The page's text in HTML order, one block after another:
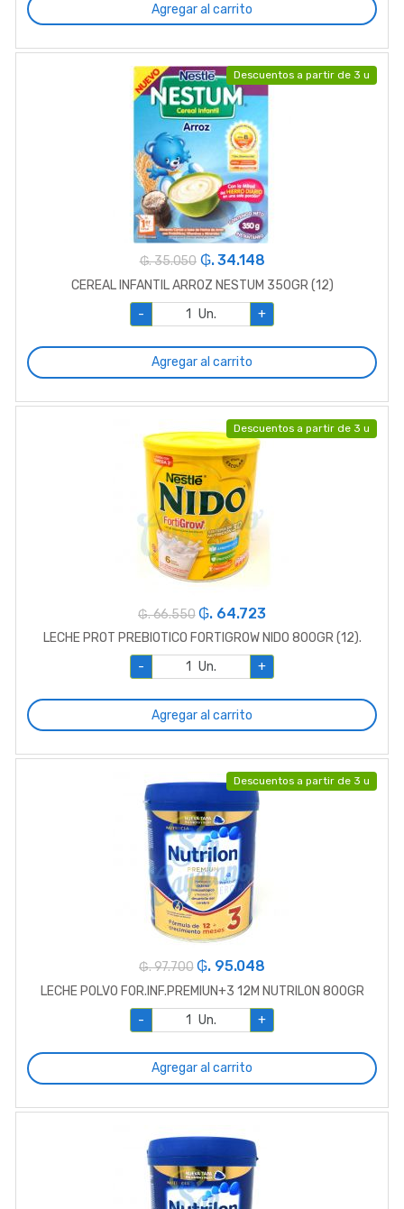
Agregar al carrito
Descuentos a partir de 3 u
₲. 35.050 ₲. 34.148
CEREAL INFANTIL ARROZ NESTUM 350GR (12)
-
Un. +
Agregar al carrito
Descuentos a partir de 3 u
₲. 66.550 ₲. 64.723
LECHE PROT PREBIOTICO FORTIGROW NIDO 800GR (12).
-
Un. +
Agregar al carrito
Descuentos a partir de 3 u
₲. 97.700 ₲. 95.048
LECHE POLVO FOR.INF.PREMIUN+3 12M NUTRILON 800GR
-
Un. +
Agregar al carrito